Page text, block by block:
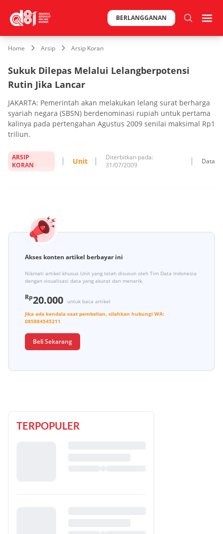
BERLANGGANAN
Home Arsip Arsip Koran
Sukuk Dilepas Melalui Lelangberpotensi
Rutin Jika Lancar
JAKARTA: Pemerintah akan melakukan lelang surat berharga
syariah negara (SBSN) berdenominasi rupiah untuk pertama
kalinya pada pertengahan Agustus 2009 senilai maksimal Rp1
triliun.
ARSIP
KORAN
Unit
Diterbitkan pada:
31/07/2009
Data
Akses konten artikel berbayar ini
Nikmati artikel khusus Unit yang telah disusun oleh Tim Data Indonesia
dengan visualisasi data yang akurat dan menarik.
Rp20.000
untuk baca artikel
Jika ada kendala saat pembelian, silahkan hubungi WA:
085884545211
Beli Sekarang
TERPOPULER